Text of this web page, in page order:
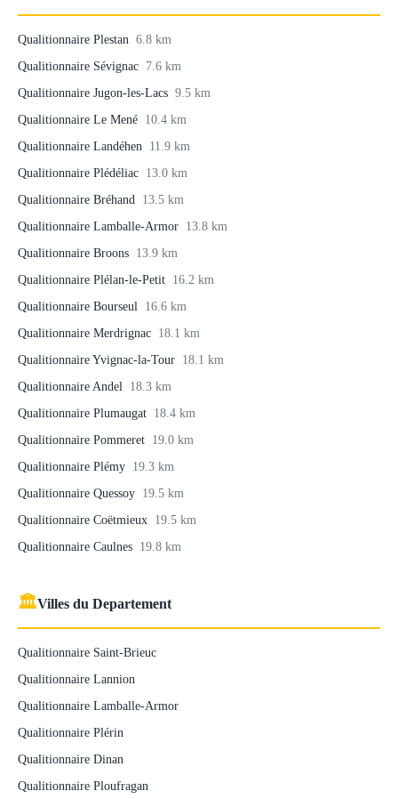
Qualitionnaire Plestan 6.8 km
Qualitionnaire Sévignac 7.6 km
Qualitionnaire Jugon-les-Lacs 9.5 km
Qualitionnaire Le Mené 10.4 km
Qualitionnaire Landéhen 11.9 km
Qualitionnaire Plédéliac 13.0 km
Qualitionnaire Bréhand 13.5 km
Qualitionnaire Lamballe-Armor 13.8 km
Qualitionnaire Broons 13.9 km
Qualitionnaire Plélan-le-Petit 16.2 km
Qualitionnaire Bourseul 16.6 km
Qualitionnaire Merdrignac 18.1 km
Qualitionnaire Yvignac-la-Tour 18.1 km
Qualitionnaire Andel 18.3 km
Qualitionnaire Plumaugat 18.4 km
Qualitionnaire Pommeret 19.0 km
Qualitionnaire Plémy 19.3 km
Qualitionnaire Quessoy 19.5 km
Qualitionnaire Coëtmieux 19.5 km
Qualitionnaire Caulnes 19.8 km
🏛Villes du Departement
Qualitionnaire Saint-Brieuc
Qualitionnaire Lannion
Qualitionnaire Lamballe-Armor
Qualitionnaire Plérin
Qualitionnaire Dinan
Qualitionnaire Ploufragan